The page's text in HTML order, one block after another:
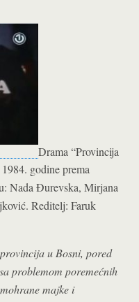
Drama “Provincija
godine prema
Nada Đurevska, Mirjana
Reditelj: Faruk
u Bosni, pored
problemom poremećnih
majke i